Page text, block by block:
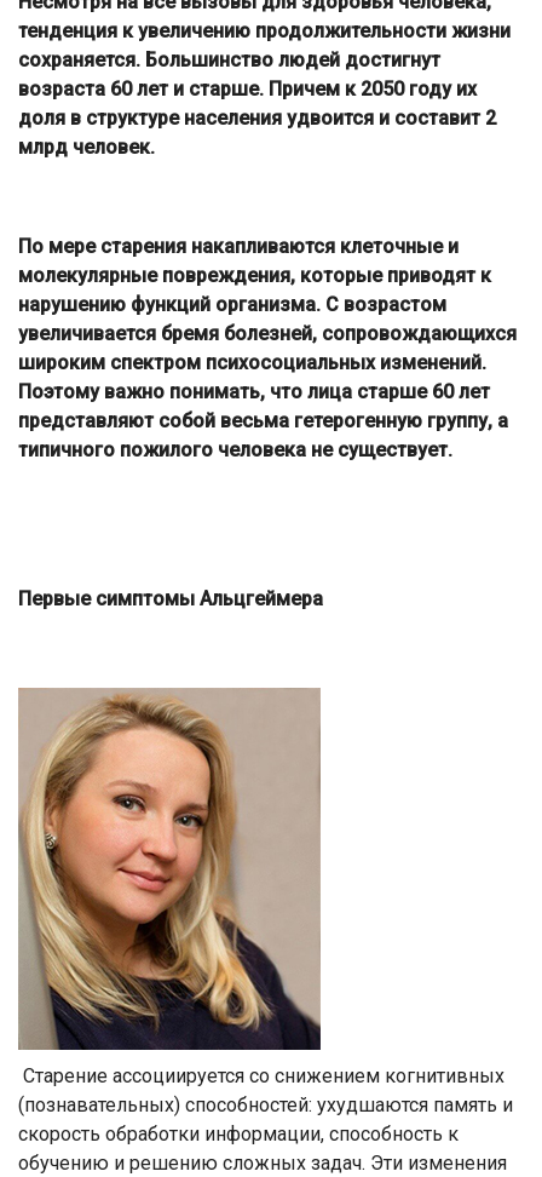
тенденция к увеличению продолжительности жизни
сохраняется. Большинство людей достигнут
возраста 60 лет и старше. Причем к 2050 году их
доля в структуре населения удвоится и составит 2
млрд человек.
По мере старения накапливаются клеточные и
молекулярные повреждения, которые приводят к
нарушению функций организма. С возрастом
увеличивается бремя болезней, сопровождающихся
широким спектром психосоциальных изменений.
Поэтому важно понимать, что лица старше 60 лет
представляют собой весьма гетерогенную группу, а
типичного пожилого человека не существует.
Первые симптомы Альцгеймера
Старение ассоциируется со снижением когнитивных
(познавательных) способностей: ухудшаются память и
скорость обработки информации, способность к
обучению и решению сложных задач. Эти изменения